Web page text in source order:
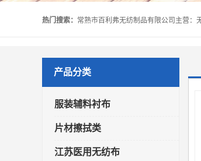
热门搜索：
产品分类
服装辅料衬布
片材擦拭类
江苏医用无纺布